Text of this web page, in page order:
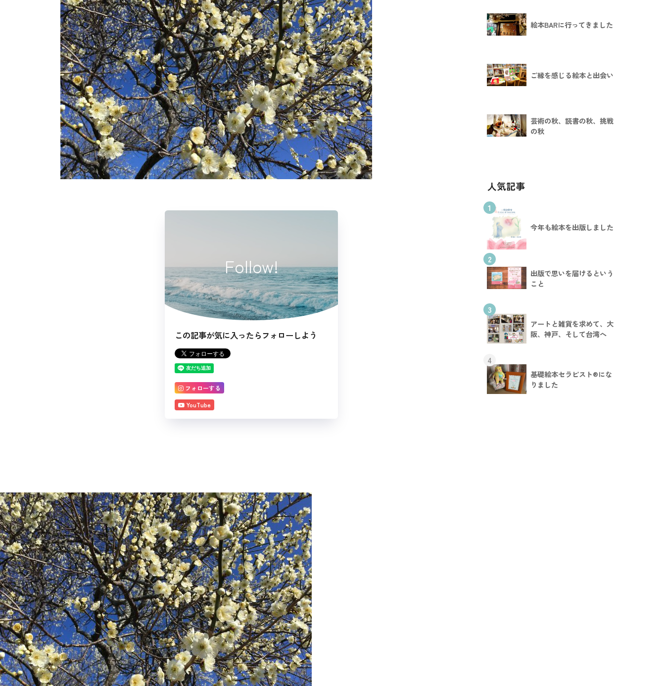
Follow!
この記事が気に入ったらフォローしよう
フォローする
YouTube
絵本BARに行ってきました
ご縁を感じる絵本と出会い
芸術の秋、読書の秋、挑戦
の秋
人気記事
1
今年も絵本を出版しました
2
出版で思いを届けるという
こと
3
アートと雑貨を求めて、大
阪、神戸、そして台湾へ
4
基礎絵本セラピスト®︎にな
りました